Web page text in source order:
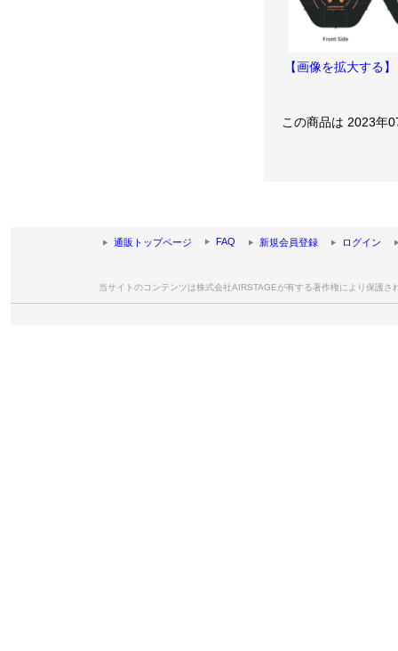
【画像を拡大する】
この商品は 2023年
通販トップページ FAQ 新規会員登録 ログイン
当サイトのコンテンツは株式会社AIRSTAGEが有する著作権により保護